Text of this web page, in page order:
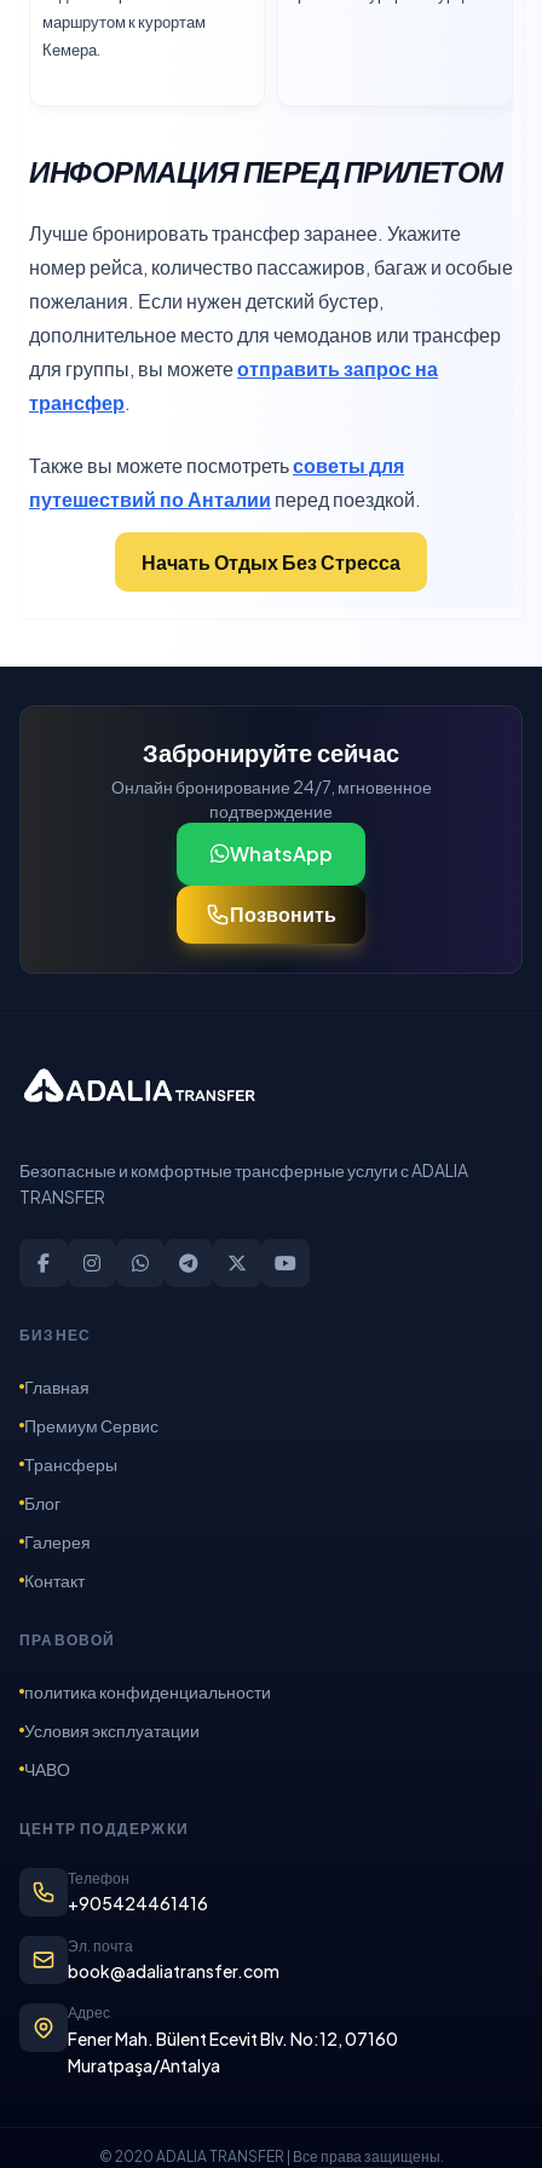
маршрутом к курортам
Кемера.
ИНФОРМАЦИЯ ПЕРЕД ПРИЛЕТОМ
Лучше бронировать трансфер заранее. Укажите
номер рейса, количество пассажиров, багаж и особые
пожелания. Если нужен детский бустер,
дополнительное место для чемоданов или трансфер
для группы, вы можетеотправить запрос на
трансфер.
Также вы можете посмотретьсоветы для
путешествий по Анталии перед поездкой.
Начать Отдых Без Стресса
Забронируйте сейчас
Онлайн бронирование 24/7, мгновенное
подтверждение
WhatsApp
Позвонить
Безопасные и комфортные трансферные услуги с ADALIA
TRANSFER
БИЗНЕС
Главная
Премиум Сервис
Трансферы
Блог
Галерея
Контакт
ПРАВОВОЙ
политика конфиденциальности
Условия эксплуатации
ЧАВО
ЦЕНТР ПОДДЕРЖКИ
Телефон
+905424461416
Эл. почта
book@adaliatransfer.com
Адрес
Fener Mah. Bülent Ecevit Blv. No:12, 07160
Muratpaşa/Antalya
© 2020 ADALIA TRANSFER | Все права защищены.